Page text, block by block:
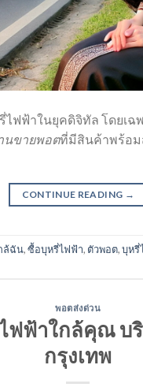
ไฟฟ้าในยุคดิจิทัล โดยเ
นขายพอตที่มีสินค้าพร้อม
CONTINUE READING →
ล้ฉัน,ซื้อบุหรี่ไฟฟ้า, ตัวพอต,บุหรี่
พอตส่งด่วน
ฟ้าใกล้คุณ บ
กรุงเทพ